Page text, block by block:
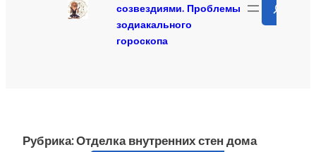
созвездиями. Проблемы
зодиакального
гороскопа
Рубрика:Отделка внутренних стен дома